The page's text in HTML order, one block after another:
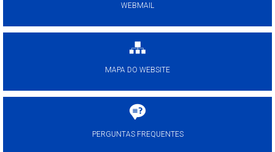
WEBMAIL
MAPA DO WEBSITE
PERGUNTAS FREQUENTES